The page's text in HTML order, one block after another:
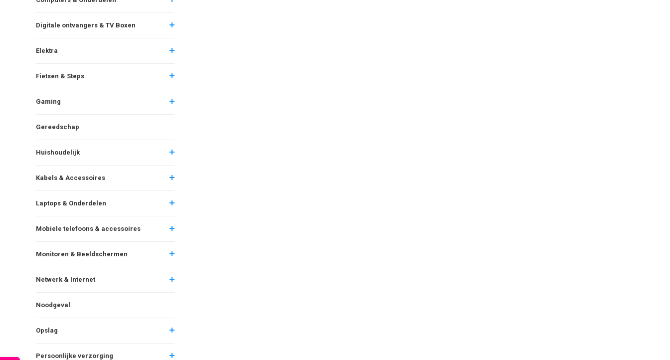
Digitale ontvangers & TV Boxen
Elektra
Fietsen & Steps
Gaming
Gereedschap
Huishoudelijk
Kabels & Accessoires
Laptops & Onderdelen
Mobiele telefoons & accessoires
Monitoren & Beeldschermen
Netwerk & Internet
Noodgeval
Opslag
Persoonlijke verzorging